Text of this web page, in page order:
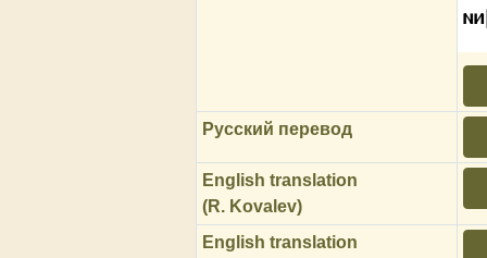
Русский перевод
English translation
(R. Kovalev)
English translation